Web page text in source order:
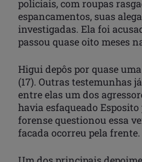
policiais, com roupas
espancamentos, suas
investigadas. Ela foi
passou quase oito meses
Higui depôs por quase
(17). Outras testemunhas
entre elas um dos
havia esfaqueado Esposito
forense questionou essa
facada ocorreu pela frente.